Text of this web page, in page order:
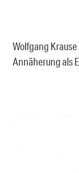
Wolfgang
Annäherung als